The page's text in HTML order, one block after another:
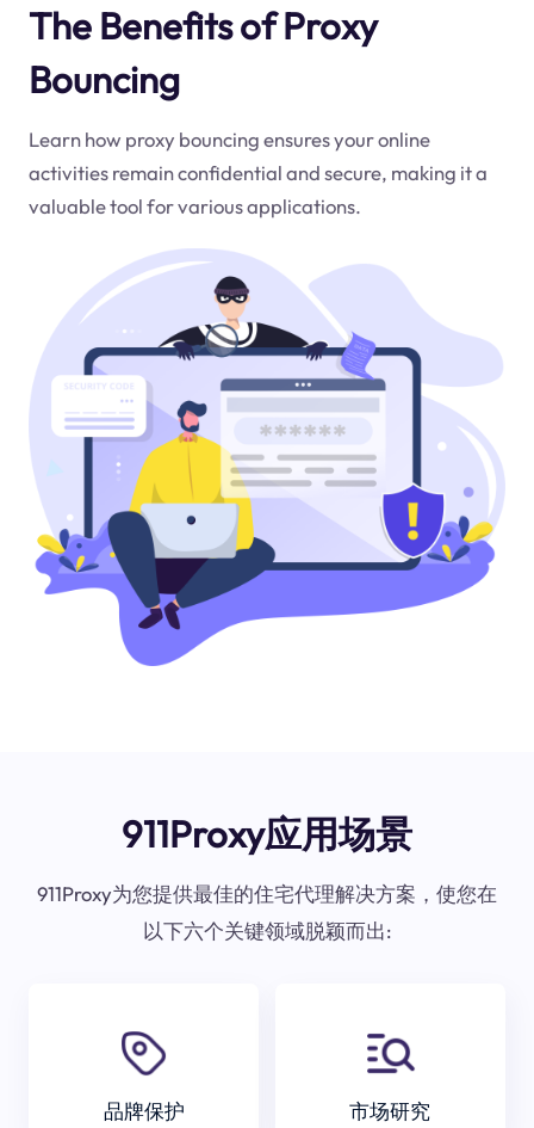
The Benefits of Proxy
Bouncing
Learn how proxy bouncing ensures your online
activities remain confidential and secure, making it a
valuable tool for various applications.
911Proxy应用场景
911Proxy为您提供最佳的住宅代理解决方案，使您在
以下六个关键领域脱颖而出:
品牌保护 市场研究